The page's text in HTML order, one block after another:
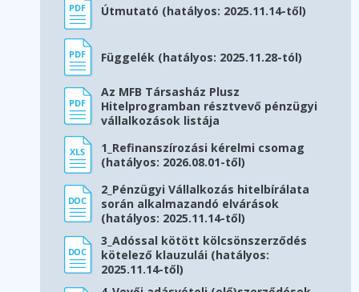
Útmutató (hatályos: 2025.11.14-től)
Függelék (hatályos: 2025.11.28-tól)
Az MFB Társasház Plusz
Hitelprogramban résztvevő pénzügyi
vállalkozások listája
1_Refinanszírozási kérelmi csomag
(hatályos: 2026.08.01-től)
2_Pénzügyi Vállalkozás hitelbírálata
során alkalmazandó elvárások
(hatályos: 2025.11.14-től)
3_Adóssal kötött kölcsönszerződés
kötelező klauzulái (hatályos:
2025.11.14-től)